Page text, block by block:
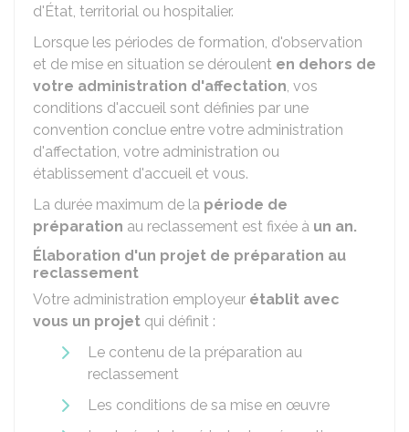
d'État, territorial ou hospitalier.
Lorsque les périodes de formation, d'observation
et de mise en situation se déroulent en dehors de
votre administration d'affectation, vos
conditions d'accueil sont définies par une
convention conclue entre votre administration
d'affectation, votre administration ou
établissement d'accueil et vous.
La durée maximum de la période de
préparation au reclassement est fixée à un an.
Élaboration d'un projet de préparation au
reclassement
Votre administration employeur établit avec
vous un projet qui définit :
Le contenu de la préparation au
reclassement
Les conditions de sa mise en œuvre